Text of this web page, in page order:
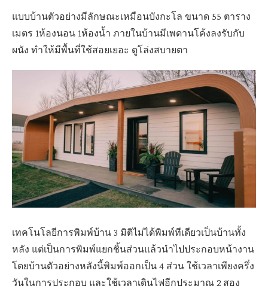
แบบบ้านตัวอย่างมีลักษณะเหมือนบังกะโล ขนาด 55 ตาราง
เมตร 1ห้องนอน 1ห้องน้ำ ภายในบ้านมีเพดานโค้งลงรับกับ
ผนัง ทำให้มีพื้นที่ใช้สอยเยอะ ดูโล่งสบายตา
เทคโนโลยีการพิมพ์บ้าน 3 มิติไม่ได้พิมพ์ทีเดียวเป็นบ้านทั้ง
หลัง แต่เป็นการพิมพ์แยกชิ้นส่วนแล้วนำไปประกอบหน้างาน
โดยบ้านตัวอย่างหลังนี้พิมพ์ออกเป็น 4 ส่วน ใช้เวลาเพียงครึ่ง
วันในการประกอบ และใช้เวลาเดินไฟอีกประมาณ 2 สอง